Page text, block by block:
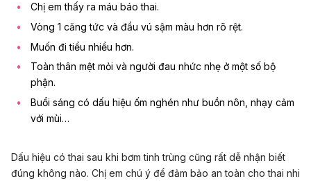
Chị em thấy ra máu báo thai.
Vòng 1 căng tức và đầu vú sậm màu hơn rõ rệt.
Muốn đi tiểu nhiều hơn.
Toàn thân mệt mỏi và người đau nhức nhẹ ở một số bộ
phận.
Buổi sáng có dấu hiệu ốm nghén như buồn nôn, nhạy cảm
với mùi…
Dấu hiệu có thai sau khi bơm tinh trùng cũng rất dễ nhận biết
đúng không nào. Chị em chú ý để đảm bảo an toàn cho thai nhi